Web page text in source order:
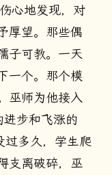
心地发现，对
厚望。那些偶
子可教。一天
一个。那个模
巫师为他接入
进步和飞涨的
过多久，学生爬
支离破碎，巫